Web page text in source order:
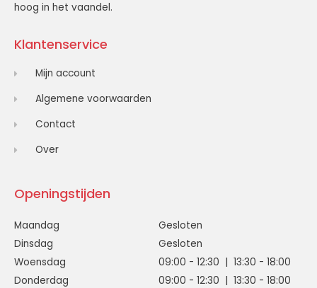
hoog in het vaandel.
Klantenservice
Mijn account
Algemene voorwaarden
Contact
Over
Openingstijden
Maandag
Gesloten
Dinsdag
Gesloten
Woensdag
09:00 - 12:30 | 13:30 - 18:00
Donderdag
09:00 - 12:30 | 13:30 - 18:00